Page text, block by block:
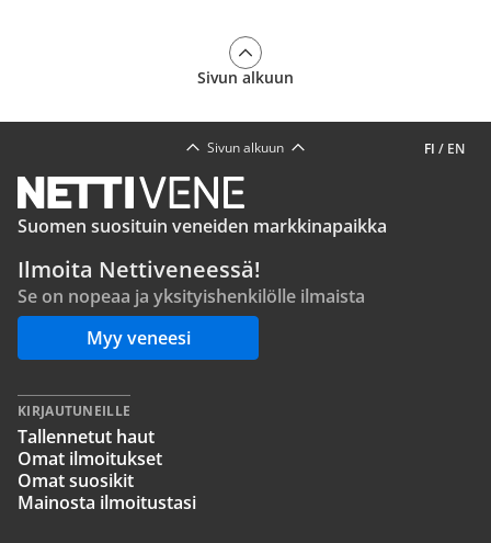
Sivun alkuun
FI / EN
Sivun alkuun
Suomen suosituin veneiden markkinapaikka
Ilmoita Nettiveneessä!
Se on nopeaa ja yksityishenkilölle ilmaista
Myy veneesi
KIRJAUTUNEILLE
Tallennetut haut
Omat ilmoitukset
Omat suosikit
Mainosta ilmoitustasi